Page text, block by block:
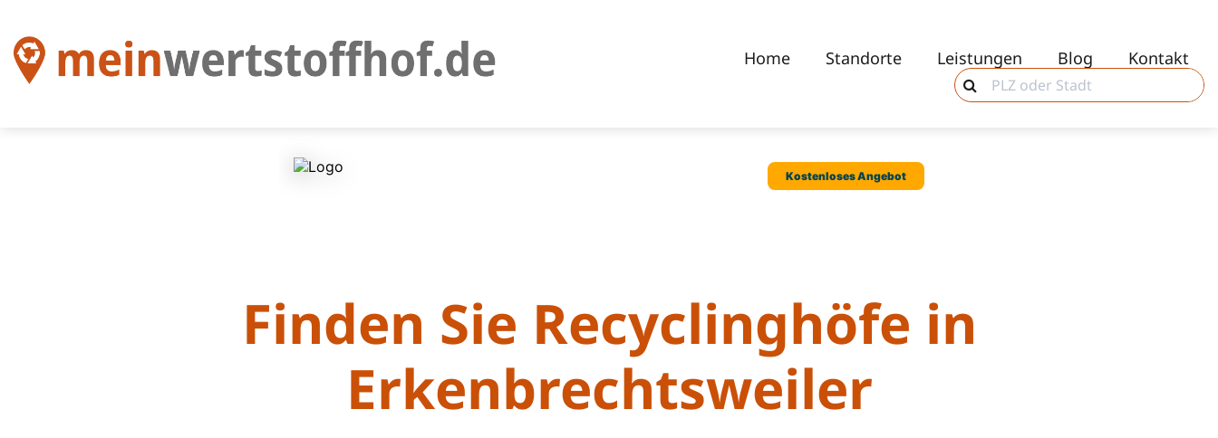
Home Standorte Leistungen Blog Kontakt
Finden Sie Recyclinghöfe in
Erkenbrechtsweiler